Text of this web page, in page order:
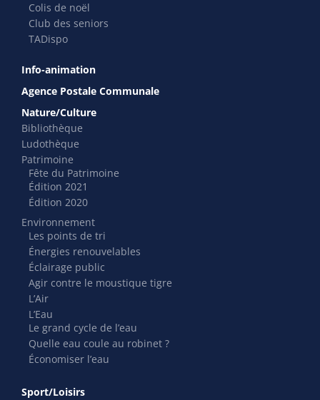
Colis de noël
Club des seniors
TADispo
Info-animation
Agence Postale Communale
Nature/Culture
Bibliothèque
Ludothèque
Patrimoine
Fête du Patrimoine
Édition 2021
Édition 2020
Environnement
Les points de tri
Énergies renouvelables
Éclairage public
Agir contre le moustique tigre
L’Air
L’Eau
Le grand cycle de l’eau
Quelle eau coule au robinet ?
Économiser l’eau
Sport/Loisirs